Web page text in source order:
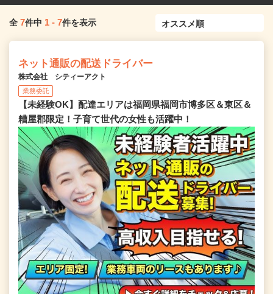
全 7件中 1 - 7件を表示
ネット通販の配送ドライバー
株式会社 シティーアクト
業務委託
【未経験OK】配達エリアは福岡県福岡市博多区＆東区＆
糟屋郡限定！子育て世代の女性も活躍中！